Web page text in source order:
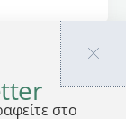
Παρέχεται
πιστοποιητικό
επιμόρφωσης
2 ECTS
στο